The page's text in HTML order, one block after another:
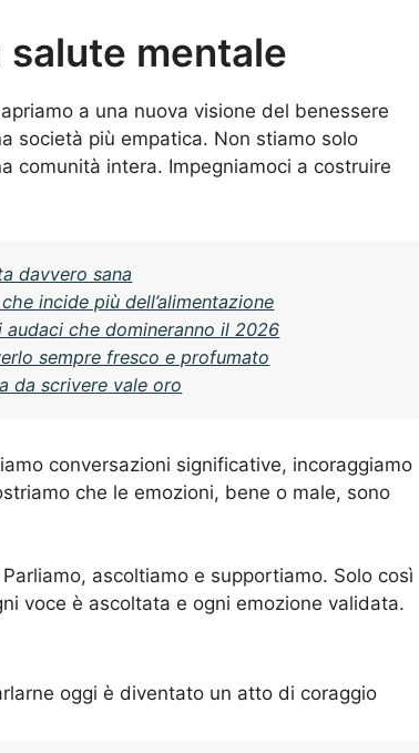
mentale
a una nuova visione del benessere
società più empatica. Non stiamo solo
comunità intera. Impegniamoci a costruire
davvero sana
incide più dell’alimentazione
che domineranno il 2026
sempre fresco e profumato
da scrivere vale oro
conversazioni significative, incoraggiamo
che le emozioni, bene o male, sono
ascoltiamo e supportiamo. Solo così
voce è ascoltata e ogni emozione validata.
oggi è diventato un atto di coraggio